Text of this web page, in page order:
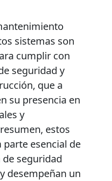
sistemas son
cumplir con
seguridad y
que a
su presencia en
y
estos
esencial de
seguridad
desempeñan un